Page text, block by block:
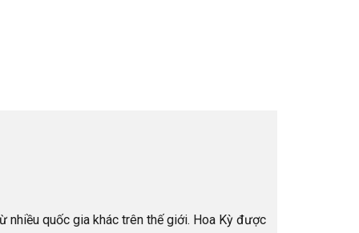
nhiều quốc gia khác trên thế giới. Hoa Kỳ được